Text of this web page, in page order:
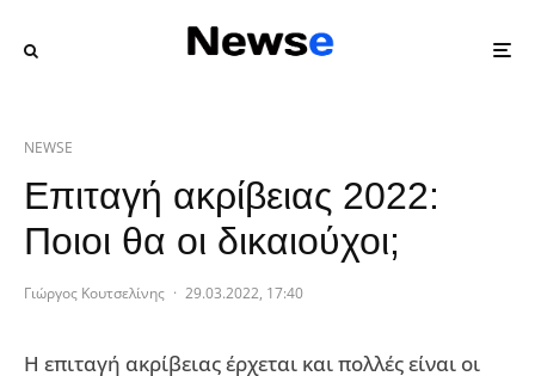
NEWSE
Επιταγή ακρίβειας 2022:
Ποιοι θα οι δικαιούχοι;
Γιώργος Κουτσελίνης · 29.03.2022, 17:40
Η επιταγή ακρίβειας έρχεται και πολλές είναι οι